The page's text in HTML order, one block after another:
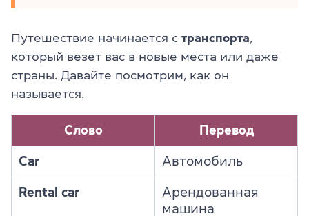
Путешествие начинается с транспорта
который везет вас в новые места или даже
страны. Давайте посмотрим, как он
называется.
Слово Перевод
Car Автомобиль
Rental car
Арендованная
машина